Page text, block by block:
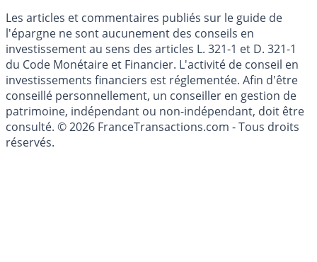
Les articles et commentaires publiés sur le guide de
l'épargne ne sont aucunement des conseils en
investissement au sens des articles L. 321-1 et D. 321-1
du Code Monétaire et Financier. L'activité de conseil en
investissements financiers est réglementée. Afin d'être
conseillé personnellement, un conseiller en gestion de
patrimoine, indépendant ou non-indépendant, doit être
consulté. © 2026 FranceTransactions.com - Tous droits
réservés.